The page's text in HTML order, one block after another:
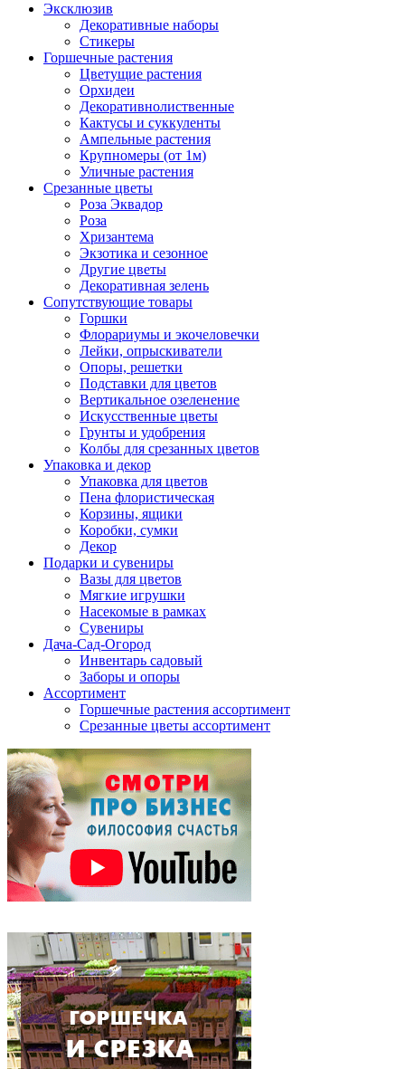
Эксклюзив
Декоративные наборы
Стикеры
Горшечные растения
Цветущие растения
Орхидеи
Декоративнолиственные
Кактусы и суккуленты
Ампельные растения
Крупномеры (от 1м)
Уличные растения
Срезанные цветы
Роза Эквадор
Роза
Хризантема
Экзотика и сезонное
Другие цветы
Декоративная зелень
Сопутствующие товары
Горшки
Флорариумы и экочеловечки
Лейки, опрыскиватели
Опоры, решетки
Подставки для цветов
Вертикальное озеленение
Искусственные цветы
Грунты и удобрения
Колбы для срезанных цветов
Упаковка и декор
Упаковка для цветов
Пена флористическая
Корзины, ящики
Коробки, сумки
Декор
Подарки и сувениры
Вазы для цветов
Мягкие игрушки
Насекомые в рамках
Сувениры
Дача-Сад-Огород
Инвентарь садовый
Заборы и опоры
Ассортимент
Горшечные растения ассортимент
Срезанные цветы ассортимент